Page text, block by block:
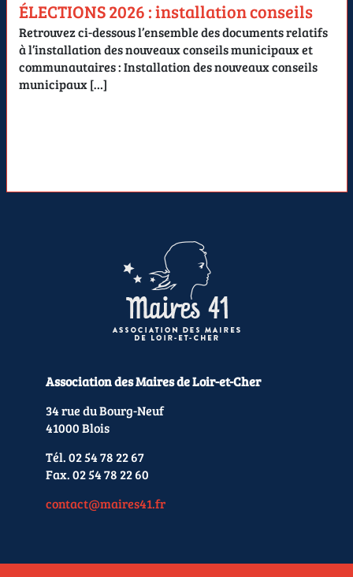
ÉLECTIONS 2026 : installation conseils
Retrouvez ci-dessous l’ensemble des documents relatifs
à l’installation des nouveaux conseils municipaux et
communautaires : Installation des nouveaux conseils
municipaux […]
Association des Maires de Loir-et-Cher
34 rue du Bourg-Neuf
41000 Blois
Tél. 02 54 78 22 67
Fax. 02 54 78 22 60
contact@maires41.fr